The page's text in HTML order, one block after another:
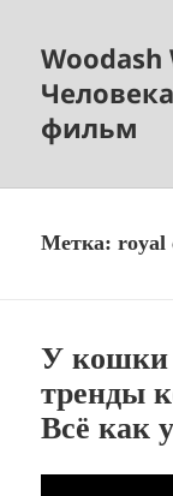
Woodash
фильм
Метка:royal
У кошки
тренды
Всё как